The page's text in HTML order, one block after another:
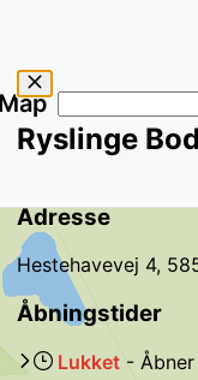
No
results
Ryslinge
Adresse
Hestehavevej 4,
Åbningstider
Lukket -